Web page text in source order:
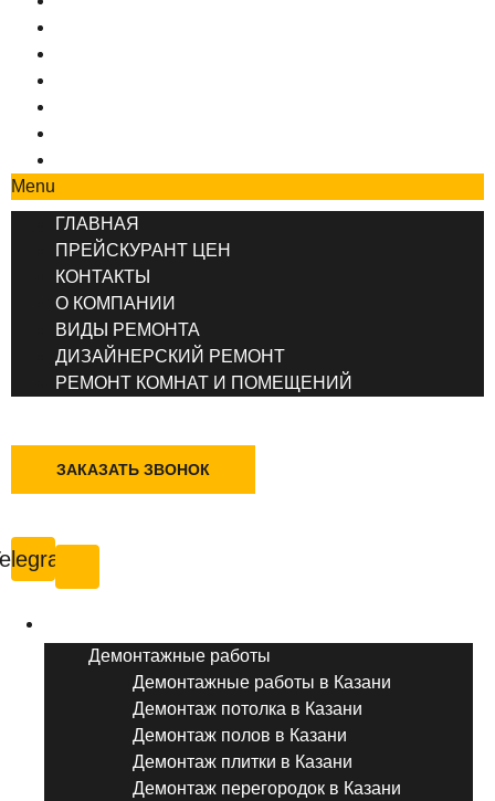
Menu
ГЛАВНАЯ
ПРЕЙСКУРАНТ ЦЕН
КОНТАКТЫ
О КОМПАНИИ
ВИДЫ РЕМОНТА
ДИЗАЙНЕРСКИЙ РЕМОНТ
РЕМОНТ КОМНАТ И ПОМЕЩЕНИЙ
ЗАКАЗАТЬ ЗВОНОК
Демонтажные работы
Демонтажные работы в Казани
Демонтаж потолка в Казани
Демонтаж полов в Казани
Демонтаж плитки в Казани
Демонтаж перегородок в Казани